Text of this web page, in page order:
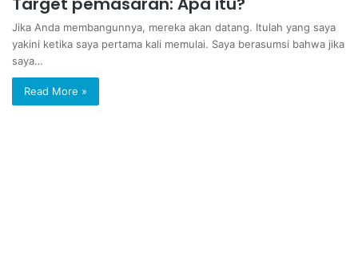
Jika Anda membangunnya, mereka akan datang. Itulah yang saya
yakini ketika saya pertama kali memulai. Saya berasumsi bahwa jika
saya…
Read More »